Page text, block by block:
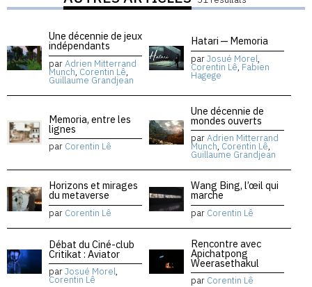
Une décennie de jeux
indépendants
parAdrien Mitterrand
Munch, Corentin Lê,
Guillaume Grandjean
Hatari — Memoria
parJosué Morel,
Corentin Lê, Fabien
Hagege
Memoria, entre les
lignes
par Corentin Lê
Une décennie de
mondes ouverts
parAdrien Mitterrand
Munch, Corentin Lê,
Guillaume Grandjean
Horizons et mirages
du metaverse
par Corentin Lê
Wang Bing, l’œil qui
marche
par Corentin Lê
Débat du Ciné-club
Critikat : Aviator
parJosué Morel,
Corentin Lê
Rencontre avec
Apichatpong
Weerasethakul
par Corentin Lê